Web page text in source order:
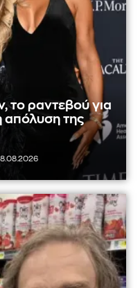
το ραντεβού για
απόλυση της